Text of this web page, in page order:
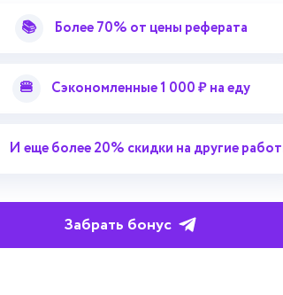
📚 Более 70% от цены реферата
🍔 Сэкономленные 1 000 ₽ на еду
И еще более 20% скидки на другие
Забрать бонус